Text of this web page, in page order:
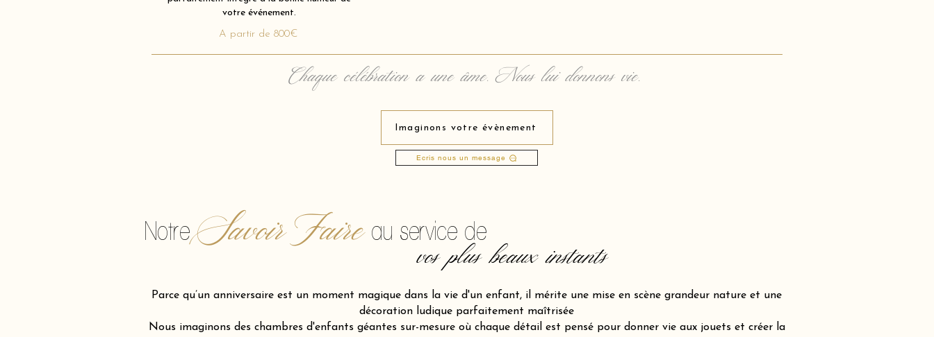
votre événement.
A partir de 800€
Chaque célébration a une âme. Nous lui donnons vie.
Imaginons votre évènement
Ecris nous un message
Savoir Faire
Notre au service de
vos plus beaux instants
Parce qu’un anniversaire est un moment magique dans la vie d'un enfant, il mérite une mise en scène grandeur nature et une
décoration ludique parfaitement maîtrisée
Nous imaginons des chambres d'enfants géantes sur-mesure où chaque détail est pensé pour donner vie aux jouets et créer la